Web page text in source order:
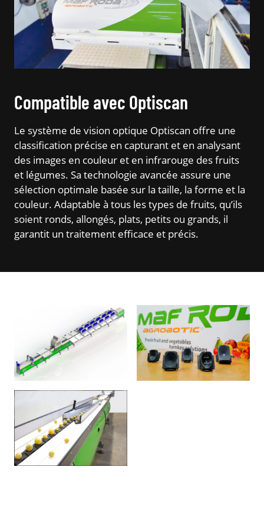
Compatible avec Optiscan
Le système de vision optique Optiscan offre une
classification précise en capturant et en analysant
des images en couleur et en infrarouge des fruits
et légumes. Sa technologie avancée assure une
sélection optimale basée sur la taille, la forme et la
couleur. Adaptable à tous les types de fruits, qu’ils
soient ronds, allongés, plats, petits ou grands, il
garantit un traitement efficace et précis.